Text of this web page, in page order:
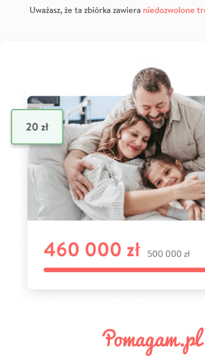
Uważasz, że ta zbiórka zawiera niedozwolone